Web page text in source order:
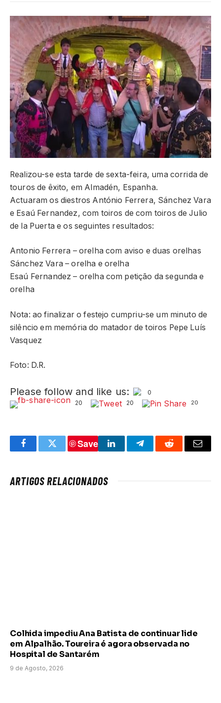
Realizou-se esta tarde de sexta-feira, uma corrida de
touros de êxito, em Almadén, Espanha.
Actuaram os diestros António Ferrera, Sánchez Vara
e Esaú Fernandez, com toiros de com toiros de Julio
de la Puerta e os seguintes resultados:
Antonio Ferrera – orelha com aviso e duas orelhas
Sánchez Vara – orelha e orelha
Esaú Fernandez – orelha com petição da segunda e
orelha
Nota: ao finalizar o festejo cumpriu-se um minuto de
silêncio em memória do matador de toiros Pepe Luís
Vasquez
Foto: D.R.
Please follow and like us:
0
20
20 20
FacebookTwitter
Save
LinkedInTelegramReddit Email
ARTIGOS RELACIONADOS
Colhida impediu Ana Batista de continuar lide
em Alpalhão. Toureira é agora observada no
Hospital de Santarém
9 de Agosto, 2026